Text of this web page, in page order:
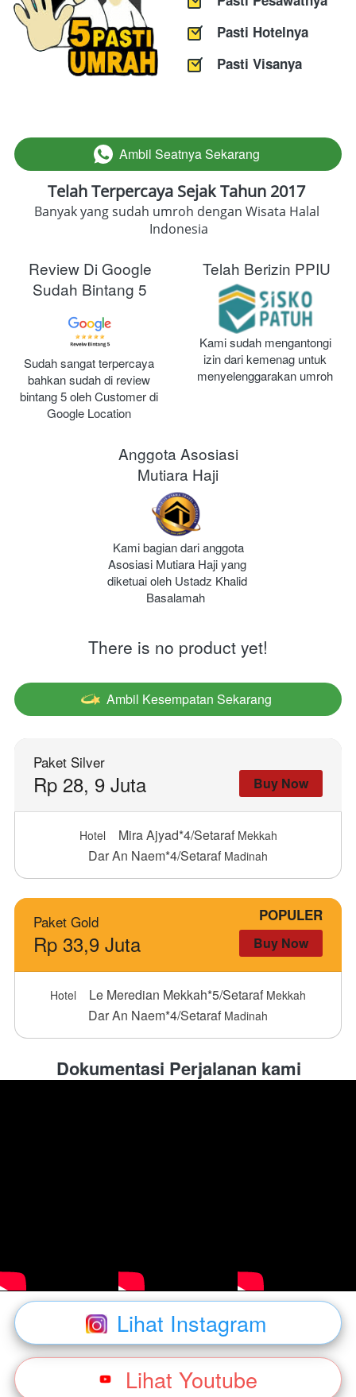
Pasti Hotelnya
Pasti Visanya
` Ambil Seatnya Sekarang
Telah Terpercaya Sejak Tahun 2017
Banyak yang sudah umroh dengan Wisata Halal
Indonesia
Review Di Google
Sudah Bintang 5
Sudah sangat terpercaya
bahkan sudah di review
bintang 5 oleh Customer di
Google Location
Telah Berizin PPIU
Kami sudah mengantongi
izin dari kemenag untuk
menyelenggarakan umroh
Anggota Asosiasi
Mutiara Haji
Kami bagian dari anggota
Asosiasi Mutiara Haji yang
diketuai oleh Ustadz Khalid
Basalamah
There is no product yet!
` Ambil Kesempatan Sekarang
Paket Silver
Rp 28, 9 Juta Buy Now
Hotel Mira Ajyad*4/SetarafMekkah
Dar An Naem*4/Setaraf Madinah
POPULER
Paket Gold
Rp 33,9 Juta Buy Now
Hotel Le Meredian Mekkah*5/Setaraf Mekkah
Dar An Naem*4/Setaraf Madinah
Dokumentasi Perjalanan kami
` Lihat Instagram
` Lihat Youtube